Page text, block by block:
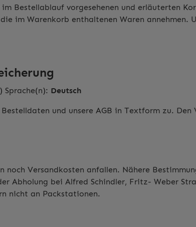
Bestellablauf vorgesehenen und erläuterten
im Warenkorb enthaltenen Waren annehmen.
Sprache(n): Deutsch
und unsere AGB in Textform zu.
noch Versandkosten anfallen. Nähere
Abholung bei Alfred Schindler, Fritz- Weber
nicht an Packstationen.